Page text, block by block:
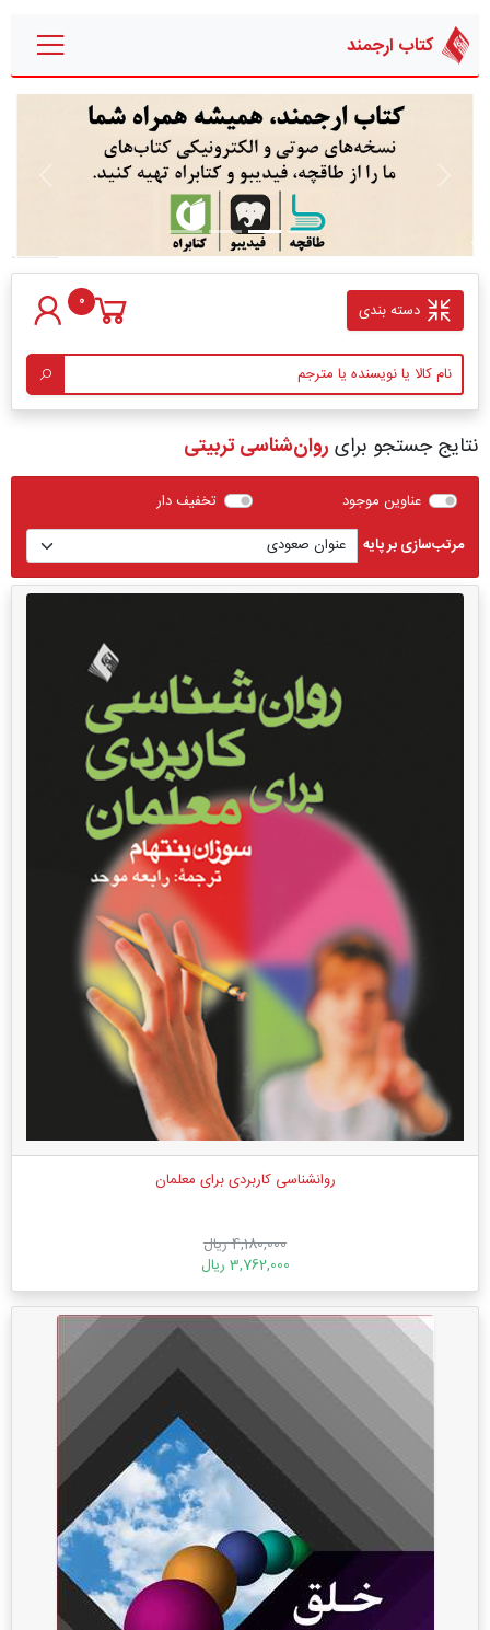
کتاب ارجمند
بعدی
دسته بندی 0
نتایج جستجو برای روان‏‌شناسی تربیتی
عناوین موجود
تخفیف دار
مرتب‌سازی بر پایه
روانشناسی کاربردی برای معلمان
4,180,000 ریال
3,762,000 ریال